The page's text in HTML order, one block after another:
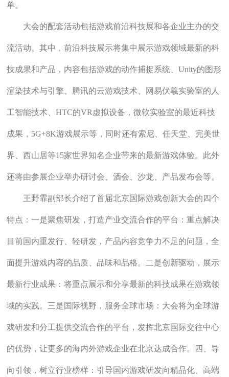
单。
大会的配套活动包括游戏前沿科技展和各企业主办的交
流活动。其中，前沿科技展示将集中展示游戏领域最新的科
技成果和产品，内容包括游戏的动作捕捉系统、Unity的图形
渲染技术与引擎、腾讯的云游戏技术、网易伏羲实验室的人
工智能技术、HTC的VR虚拟设备，微软实验室的最近科技
成果，5G+8K游戏展示等，同时还有索尼、任天堂、完美世
界、西山居等15家世界知名企业带来的最新游戏体验。此外
还将由参展企业举办研讨会、酒会、沙龙、产品发布会等。
王野霏副部长介绍了首届北京国际游戏创新大会的四个
特点：一是聚焦研发，打造产业交流合作的平台：重点解决
目前国内重发行、轻研发，产品内容竞争力不足的问题，全
面提升游戏内容的品质、品味和品格。二是创新驱动，展示
最新行业成果：将重点展示和分享最新的科技成果在游戏领
域的实践。三是国际视野，服务全球市场：大会将为全球游
戏研发和分工提供交流合作的平台，发挥北京国际交往中心
的优势，让更多的海内外游戏企业在北京达成合作。四、导
向引领，树立行业榜样：引导国内游戏研发向精品化、高端